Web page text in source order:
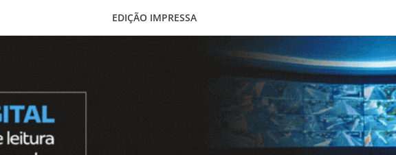
EDIÇÃO IMPRESSA